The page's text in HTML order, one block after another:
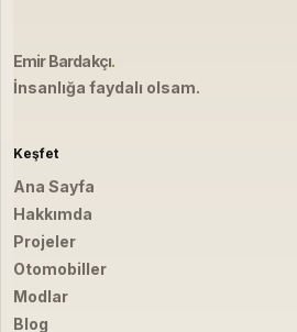
Emir Bardakçı.
İnsanlığa faydalı olsam.
Keşfet
Ana Sayfa
Hakkımda
Projeler
Otomobiller
Modlar
Blog